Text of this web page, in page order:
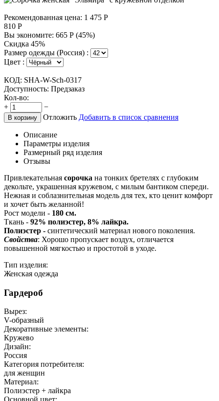
Рекомендованная цена: 1 475 Р
810 Р
Вы экономите: 665 Р (45%)
Скидка 45%
Размер одежды (Россия) :
Цвет :
КОД: SHA-W-Sch-0317
Доступность: Предзаказ
Кол-во:
+
−
В корзину Отложить Добавить в список сравнения
Описание
Параметры изделия
Размерный ряд изделия
Отзывы
Привлекательная сорочка на тонких бретелях с глубоким
декольте, украшенная кружевом, с милым бантиком спереди.
Нежная и соблазнительная модель для тех, кто ценит комфорт
и хочет быть желанной!
Рост модели - 180 см.
Ткань - 92% полиэстер, 8% лайкра.
Полиэстер - синтетический материал нового поколения.
Свойства: Хорошо пропускает воздух, отличается
повышенной мягкостью и простотой в уходе.
Тип изделия:
Женская одежда
Гардероб
Вырез:
V-образный
Декоративные элементы:
Кружево
Дизайн:
Россия
Категория потребителя:
для женщин
Материал:
Полиэстер + лайкра